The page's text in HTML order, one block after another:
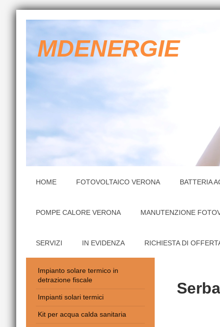
MDENERGIE
HOME FOTOVOLTAICO VERONA BATTERIA
POMPE CALORE VERONA MANUTENZIONE
SERVIZI IN EVIDENZA RICHIESTA DI
Impianto solare termico in
detrazione fiscale
Impianti solari termici
Kit per acqua calda sanitaria